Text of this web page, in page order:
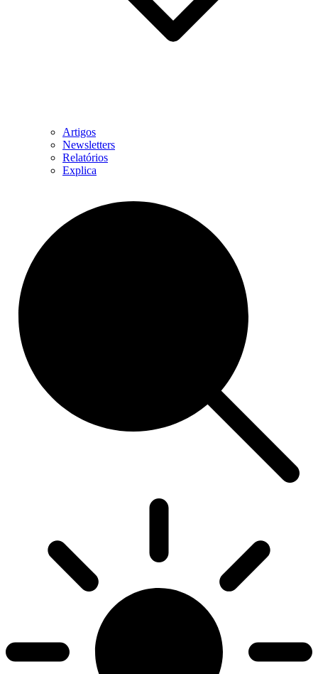
Artigos
Newsletters
Relatórios
Explica